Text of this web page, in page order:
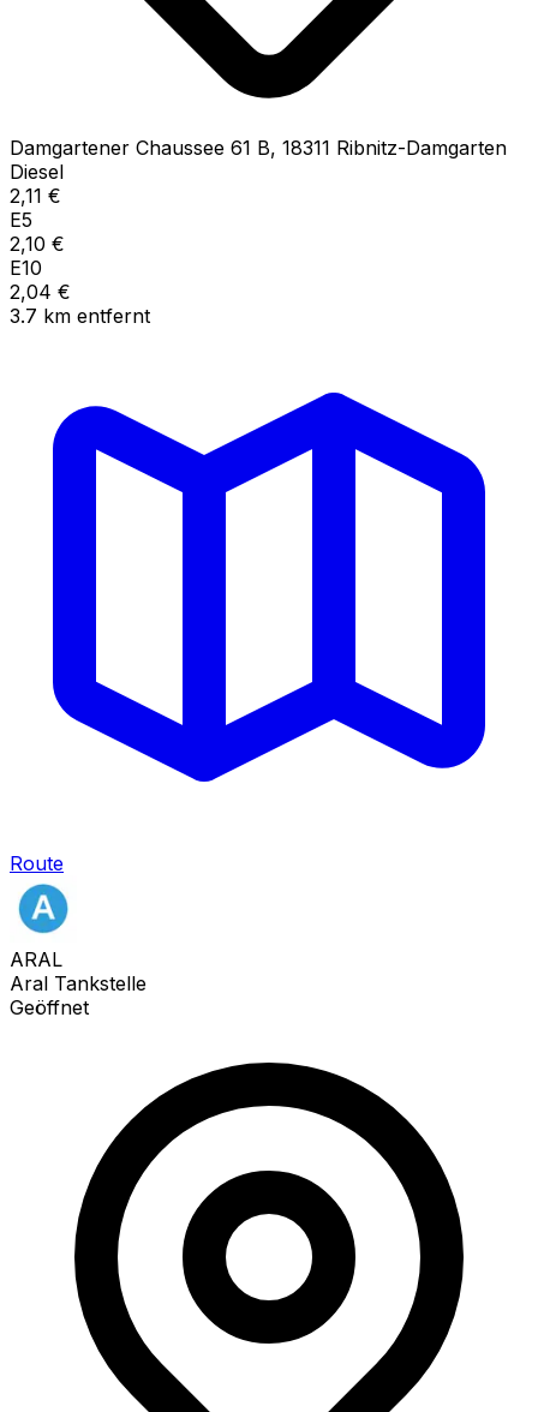
Damgartener Chaussee 61 B, 18311 Ribnitz-Damgarten
Diesel
2,11 €
E5
2,10 €
E10
2,04 €
3.7 km entfernt
Route
ARAL
Aral Tankstelle
Geöffnet